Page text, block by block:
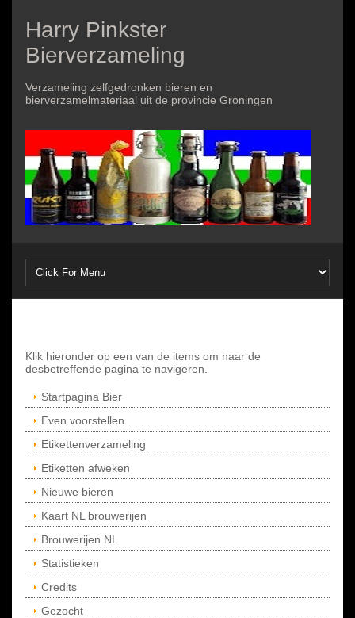
Harry Pinkster
Bierverzameling
Verzameling zelfgedronken bieren en
bierverzamelmateriaal uit de provincie Groningen
Klik hieronder op een van de items om naar de
desbetreffende pagina te navigeren.
Startpagina Bier
Even voorstellen
Etikettenverzameling
Etiketten afweken
Nieuwe bieren
Kaart NL brouwerijen
Brouwerijen NL
Statistieken
Credits
Gezocht